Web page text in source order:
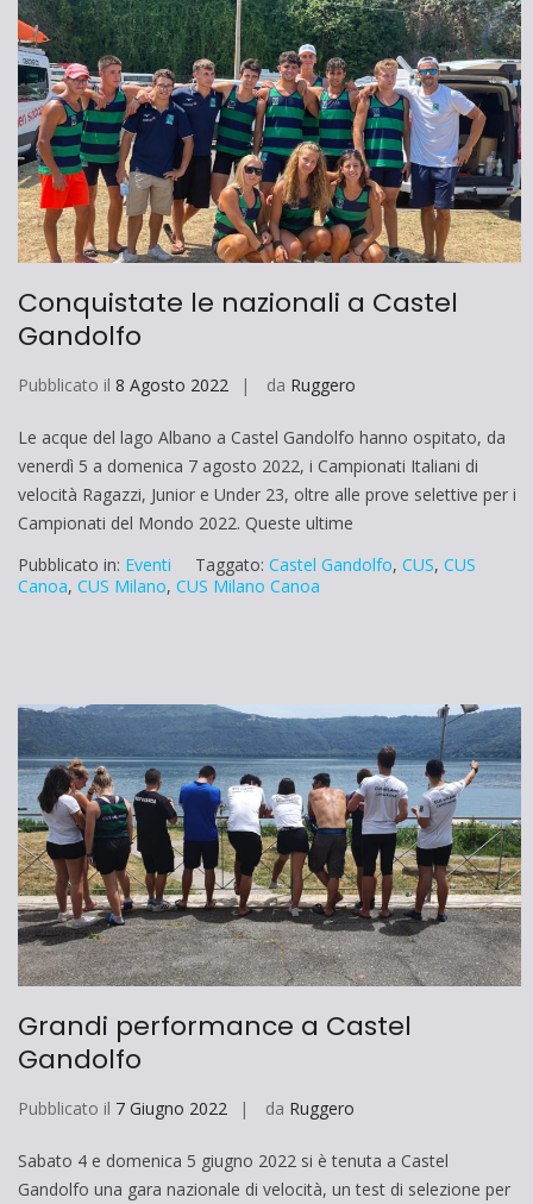
Conquistate le nazionali a Castel
Gandolfo
Pubblicato il 8 Agosto 2022 da Ruggero
Le acque del lago Albano a Castel Gandolfo hanno ospitato, da
venerdì 5 a domenica 7 agosto 2022, i Campionati Italiani di
velocità Ragazzi, Junior e Under 23, oltre alle prove selettive per i
Campionati del Mondo 2022. Queste ultime
Pubblicato in: Eventi Taggato: Castel Gandolfo, CUS, CUS
Canoa, CUS Milano, CUS Milano Canoa
Grandi performance a Castel
Gandolfo
Pubblicato il 7 Giugno 2022 da Ruggero
Sabato 4 e domenica 5 giugno 2022 si è tenuta a Castel
Gandolfo una gara nazionale di velocità, un test di selezione per